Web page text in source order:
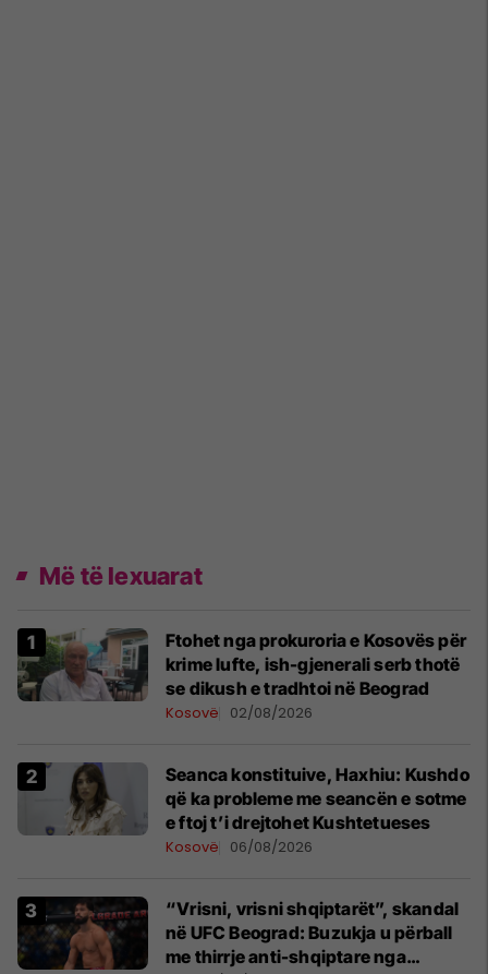
Më të lexuarat
Ftohet nga prokuroria e Kosovës për
krime lufte, ish-gjenerali serb thotë
se dikush e tradhtoi në Beograd
Kosovë 02/08/2026
Seanca konstituive, Haxhiu: Kushdo
që ka probleme me seancën e sotme
e ftoj t’i drejtohet Kushtetueses
Kosovë 06/08/2026
“Vrisni, vrisni shqiptarët”, skandal
në UFC Beograd: Buzukja u përball
me thirrje anti-shqiptare nga